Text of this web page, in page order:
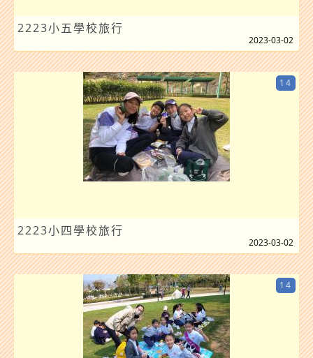
2223小五學校旅行
2023-03-02
2223小四學校旅行
14
2023-03-02
14